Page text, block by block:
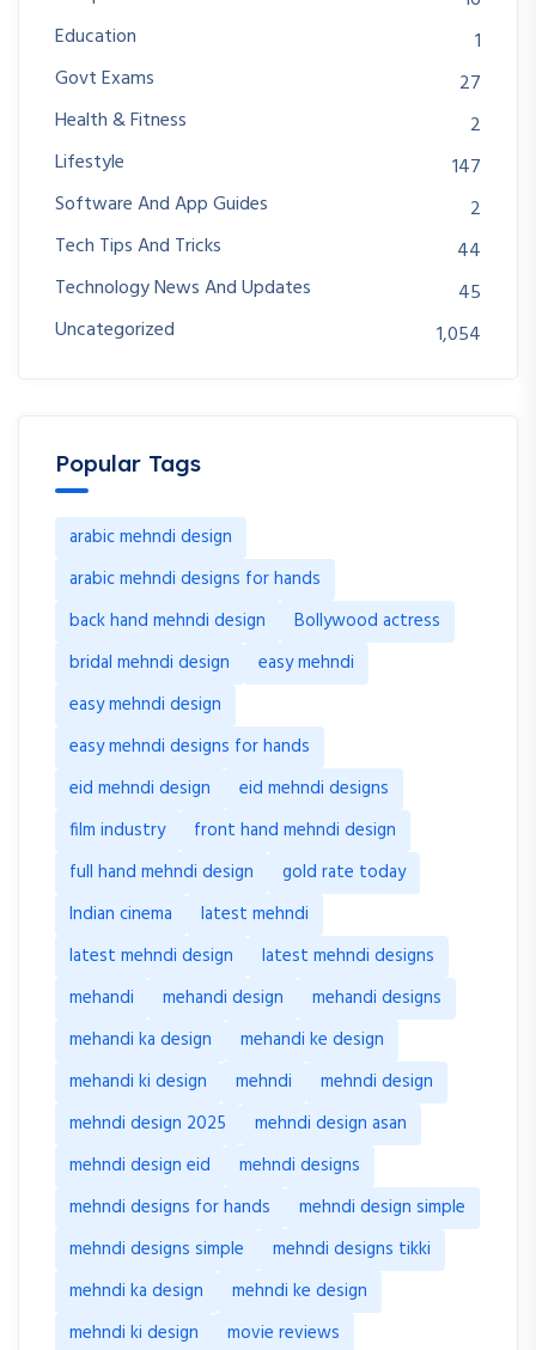
Education
1
Govt Exams
27
Health & Fitness
2
Lifestyle
147
Software And App Guides
2
Tech Tips And Tricks
44
Technology News And Updates
45
Uncategorized
1,054
Popular Tags
arabic mehndi design
arabic mehndi designs for hands
back hand mehndi design
Bollywood actress
bridal mehndi design
easy mehndi
easy mehndi design
easy mehndi designs for hands
eid mehndi design
eid mehndi designs
film industry
front hand mehndi design
full hand mehndi design
gold rate today
Indian cinema
latest mehndi
latest mehndi design
latest mehndi designs
mehandi
mehandi design
mehandi designs
mehandi ka design
mehandi ke design
mehandi ki design
mehndi
mehndi design
mehndi design 2025
mehndi design asan
mehndi design eid
mehndi designs
mehndi designs for hands
mehndi design simple
mehndi designs simple
mehndi designs tikki
mehndi ka design
mehndi ke design
mehndi ki design
movie reviews